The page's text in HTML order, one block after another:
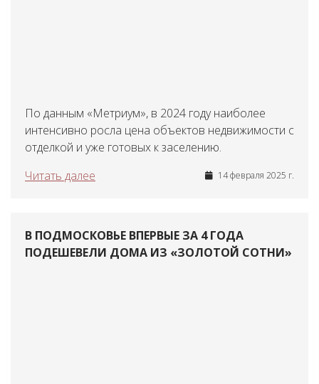
По данным «Метриум», в 2024 году наиболее
интенсивно росла цена объектов недвижимости с
отделкой и уже готовых к заселению.
Читать далее
14 февраля 2025 г.
В ПОДМОСКОВЬЕ ВПЕРВЫЕ ЗА 4 ГОДА
ПОДЕШЕВЕЛИ ДОМА ИЗ «ЗОЛОТОЙ СОТНИ»